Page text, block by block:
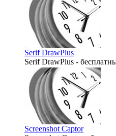
Serif DrawPlus
Serif DrawPlus -
2007-12-27
Screenshot Captor